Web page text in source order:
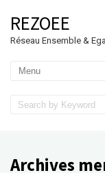
REZOEE
Réseau Ensemble &
Archives